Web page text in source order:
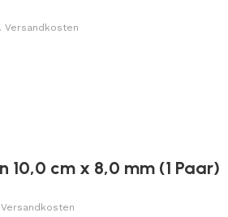
Versandkosten
10,0 cm x 8,0 mm (1 Paar)